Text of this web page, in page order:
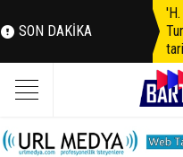
SON DAKİKA